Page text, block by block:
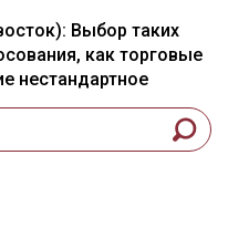
Выбор таких
как торговые
нестандартное